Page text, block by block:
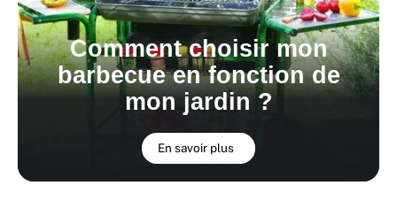
Comment choisir mon
barbecue en fonction de
mon jardin ?
En savoir plus